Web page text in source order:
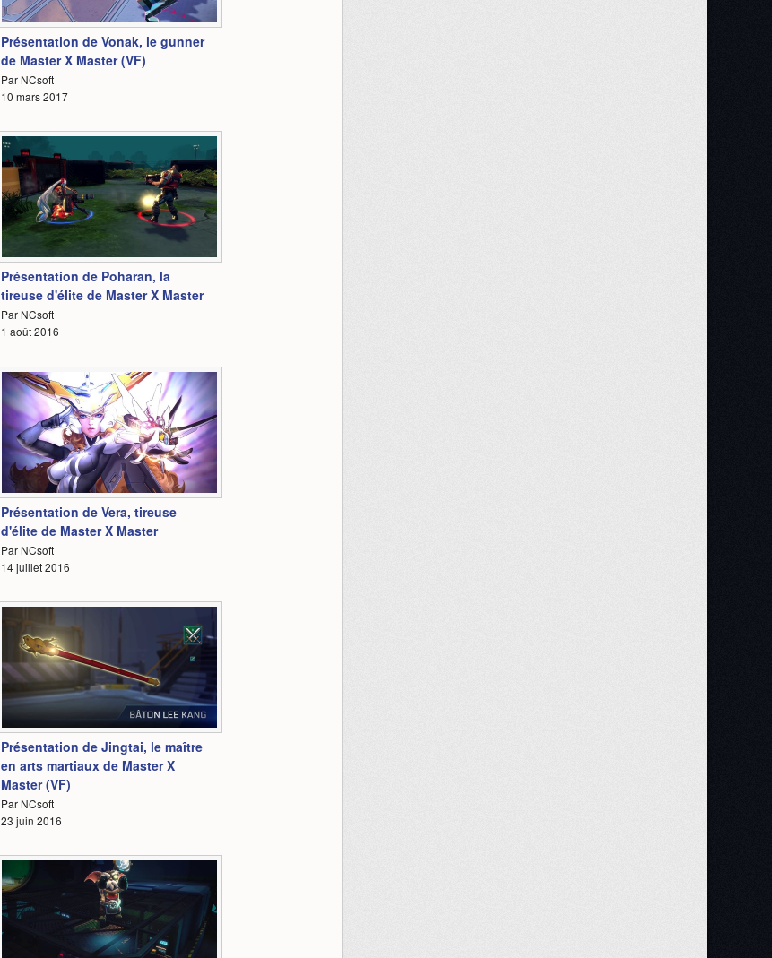
5:02
Présentation de Vonak, le gunner
de Master X Master (VF)
Par NCsoft
10 mars 2017
Présentation de Poharan, la
tireuse d'élite de Master X Master
Par NCsoft
1 août 2016
4:07
Présentation de Vera, tireuse
d'élite de Master X Master
Par NCsoft
14 juillet 2016
4:19
Présentation de Jingtai, le maître
en arts martiaux de Master X
Master (VF)
Par NCsoft
23 juin 2016